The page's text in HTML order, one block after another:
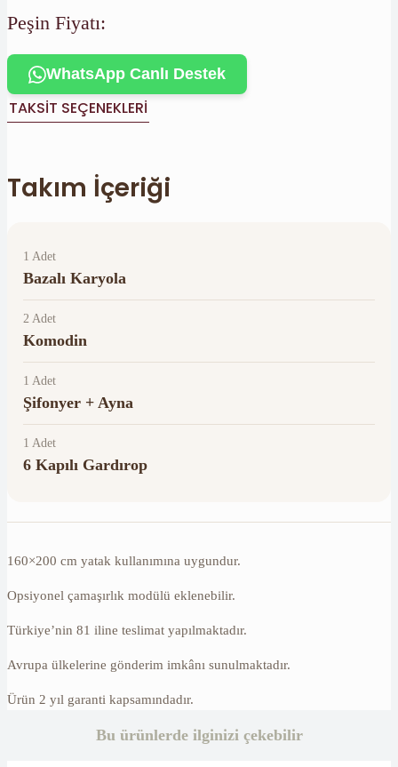
Peşin Fiyatı:
WhatsApp Canlı Destek
TAKSIT SEÇENEKLERI
Takım İçeriği
1 Adet
Bazalı Karyola
2 Adet
Komodin
1 Adet
Şifonyer + Ayna
1 Adet
6 Kapılı Gardırop
160×200 cm yatak kullanımına uygundur.
Opsiyonel çamaşırlık modülü eklenebilir.
Türkiye’nin 81 iline teslimat yapılmaktadır.
Avrupa ülkelerine gönderim imkânı sunulmaktadır.
Ürün 2 yıl garanti kapsamındadır.
Bu ürünlerde ilginizi çekebilir